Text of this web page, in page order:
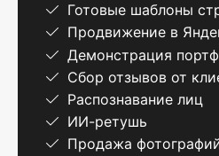
Готовые шаблоны
Продвижение в
Демонстрация
Сбор отзывов от
Распознавание лиц
ИИ-ретушь
Продажа